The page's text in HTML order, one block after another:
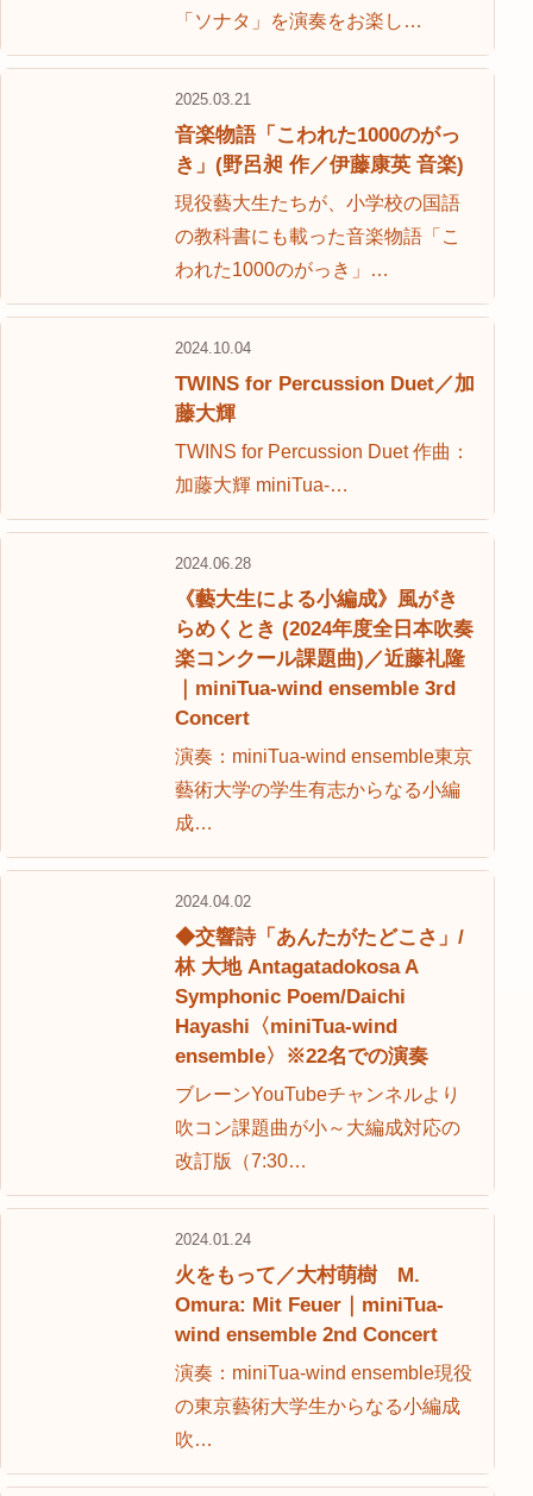
「ソナタ」を演奏をお楽し…
2025.03.21
音楽物語「こわれた1000のがっ
き」(野呂昶 作／伊藤康英 音楽)
現役藝大生たちが、小学校の国語
の教科書にも載った音楽物語「こ
われた1000のがっき」…
2024.10.04
TWINS for Percussion Duet／加
藤大輝
TWINS for Percussion Duet 作曲：
加藤大輝 miniTua-…
2024.06.28
《藝大生による小編成》風がき
らめくとき (2024年度全日本吹奏
楽コンクール課題曲)／近藤礼隆
｜miniTua-wind ensemble 3rd
Concert
演奏：miniTua-wind ensemble東京
藝術大学の学生有志からなる小編
成…
2024.04.02
◆交響詩「あんたがたどこさ」/
林 大地 Antagatadokosa A
Symphonic Poem/Daichi
Hayashi〈miniTua-wind
ensemble〉※22名での演奏
ブレーンYouTubeチャンネルより
吹コン課題曲が小～大編成対応の
改訂版（7:30…
2024.01.24
火をもって／大村萌樹 M.
Omura: Mit Feuer｜miniTua-
wind ensemble 2nd Concert
演奏：miniTua-wind ensemble現役
の東京藝術大学生からなる小編成
吹…